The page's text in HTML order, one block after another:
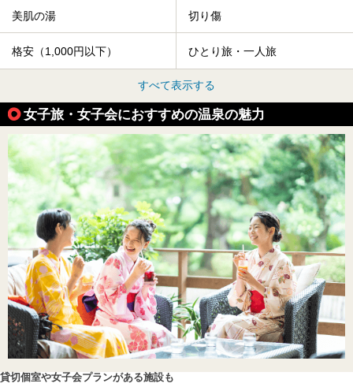
美肌の湯 切り傷
格安（1,000円以下） ひとり旅・一人旅
すべて表示する
女子旅・女子会におすすめの温泉の魅力
貸切個室や女子会プランがある施設も